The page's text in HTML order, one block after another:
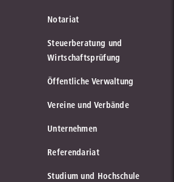
Notariat
Steuerberatung und
Wirtschaftsprüfung
Öffentliche Verwaltung
Vereine und Verbände
Unternehmen
Referendariat
Studium und Hochschule